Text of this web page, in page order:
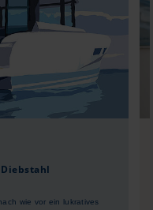
wie vor ein lukratives